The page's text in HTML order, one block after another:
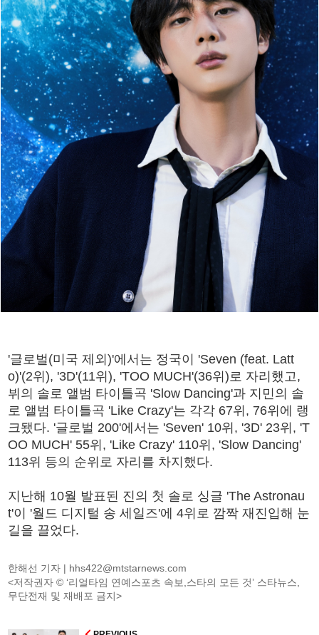
'글로벌(미국 제외)'에서는 정국이 'Seven (feat. Latt
o)'(2위), '3D'(11위), 'TOO MUCH'(36위)로 자리했고,
뷔의 솔로 앨범 타이틀곡 'Slow Dancing'과 지민의 솔
로 앨범 타이틀곡 'Like Crazy'는 각각 67위, 76위에 랭
크됐다. '글로벌 200'에서는 'Seven' 10위, '3D' 23위, 'T
OO MUCH' 55위, 'Like Crazy' 110위, 'Slow Dancing'
113위 등의 순위로 자리를 차지했다.
지난해 10월 발표된 진의 첫 솔로 싱글 'The Astronau
t'이 '월드 디지털 송 세일즈'에 4위로 깜짝 재진입해 눈
길을 끌었다.
한해선 기자 | hhs422@mtstarnews.com
<저작권자 © ‘리얼타임 연예스포츠 속보,스타의 모든 것’ 스타뉴스,
무단전재 및 재배포 금지>